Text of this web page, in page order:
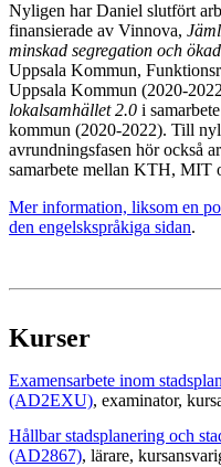
Nyligen har Daniel slutfört
finansierade av Vinnova,
minskad segregation och
Uppsala Kommun,
Uppsala Kommun (2020-
lokalsamhället 2.0 i
kommun (2020-2022). Till
avrundningsfasen hör också
samarbete mellan KTH, MIT
Mer information, liksom en
den engelskspråkiga sidan.
Kurser
Examensarbete inom
(AD2EXU), examinator,
Hållbar stadsplanering och
(AD2867), lärare,